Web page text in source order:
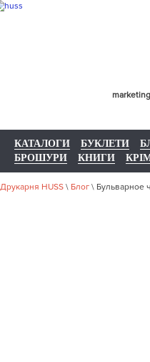
КАТАЛОГИ БУКЛЕТИ
БРОШУРИ
КНИГИ
Друкарня HUSS \ Блог \ Бульварное